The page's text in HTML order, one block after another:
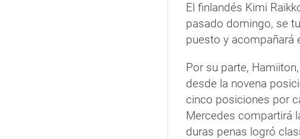
El finlandés Kimi
pasado domingo, se
puesto y acompañará
Por su parte,
desde la novena
cinco posiciones por
Mercedes compartirá
duras penas logró